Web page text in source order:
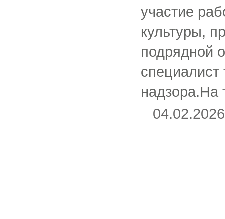
участие
культуры,
подрядной
специалист
надзора.На